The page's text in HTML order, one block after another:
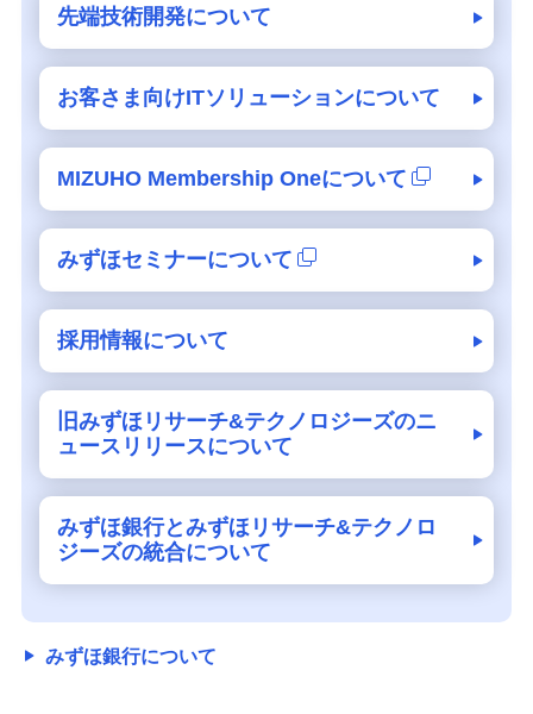
先端技術開発について
お客さま向けITソリューションについて
MIZUHO Membership Oneについて
みずほセミナーについて
採用情報について
旧みずほリサーチ&テクノロジーズのニ
ュースリリースについて
みずほ銀行とみずほリサーチ&テクノロ
ジーズの統合について
みずほ銀行について